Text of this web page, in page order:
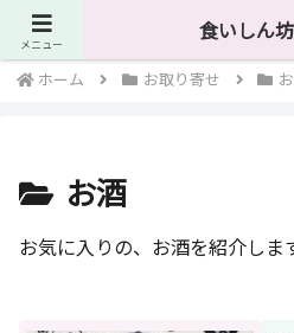
４０代独身男が食に関して様々
ホーム お取り寄せ
お酒
お気に入りの、お酒を紹介しま
メニュー
食いしん